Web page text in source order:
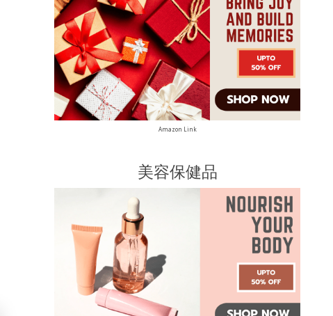
Amazon Link
美容保健品